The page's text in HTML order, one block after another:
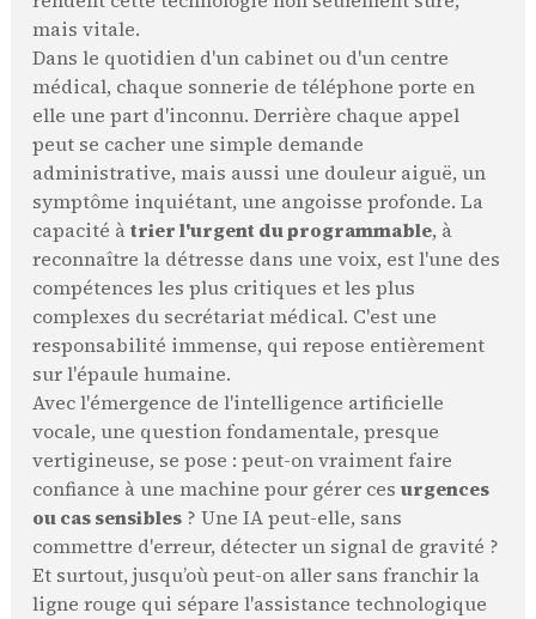
mais vitale.
Dans le quotidien d'un cabinet ou d'un centre
médical, chaque sonnerie de téléphone porte en
elle une part d'inconnu. Derrière chaque appel
peut se cacher une simple demande
administrative, mais aussi une douleur aiguë, un
symptôme inquiétant, une angoisse profonde. La
capacité àtrier l'urgent du programmable, à
reconnaître la détresse dans une voix, est l'une des
compétences les plus critiques et les plus
complexes du secrétariat médical. C'est une
responsabilité immense, qui repose entièrement
sur l'épaule humaine.
Avec l'émergence de l'intelligence artificielle
vocale, une question fondamentale, presque
vertigineuse, se pose : peut-on vraiment faire
confiance à une machine pour gérer ces urgences
ou cas sensibles? Une IA peut-elle, sans
commettre d'erreur, détecter un signal de gravité ?
Et surtout, jusqu’où peut-on aller sans franchir la
ligne rouge qui sépare l'assistance technologique